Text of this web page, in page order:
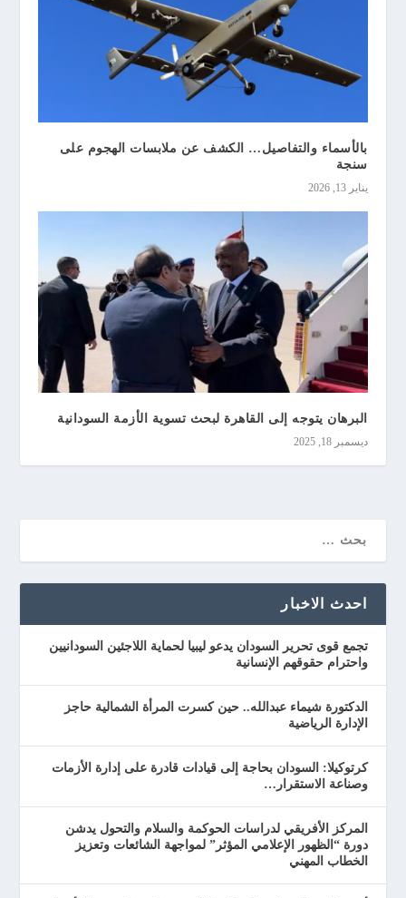
بالأسماء والتفاصيل… الكشف عن ملابسات الهجوم على
سنجة
يناير 13, 2026
البرهان يتوجه إلى القاهرة لبحث تسوية الأزمة السودانية
ديسمبر 18, 2025
احدث الاخبار
تجمع قوى تحرير السودان يدعو ليبيا لحماية اللاجئين السودانيين
واحترام حقوقهم الإنسانية
الدكتورة شيماء عبدالله.. حين كسرت المرأة الشمالية حاجز
الإدارة الرياضية
كرتوكيلا: السودان بحاجة إلى قيادات قادرة على إدارة الأزمات
وصناعة الاستقرار…
المركز الأفريقي لدراسات الحوكمة والسلام والتحول يدشن
دورة “الظهور الإعلامي المؤثر” لمواجهة الشائعات وتعزيز
الخطاب المهني